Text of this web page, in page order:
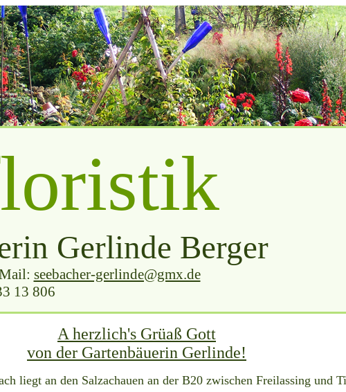
Gerlinde Berger
seebacher-gerlinde@gmx.de
13 806
A herzlich's Grüaß Gott
von der Gartenbäuerin Gerlinde!
liegt an den Salzachauen an der B20 zwischen Freilassing und